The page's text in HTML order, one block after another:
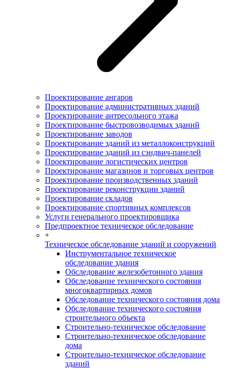
Проектирование ангаров
Проектирование административных зданий
Проектирование антресольного этажа
Проектирование быстровозводимых зданий
Проектирование заводов
Проектирование зданий из металлоконструкций
Проектирование зданий из сэндвич-панелей
Проектирование логистических центров
Проектирование магазинов и торговых центров
Проектирование производственных зданий
Проектирование реконструкции зданий
Проектирование складов
Проектирование спортивных комплексов
Услуги генерального проектировщика
Предпроектное техническое обследование
+
Техническое обследование зданий и сооружений
Инструментальное техническое
обследование здания
Обследование железобетонного здания
Обследование технического состояния
многоквартирных домов
Обследование технического состояния дома
Обследование технического состояния
строительного объекта
Строительно-техническое обследование
Строительно-техническое обследование
дома
Строительно-техническое обследование
зданий